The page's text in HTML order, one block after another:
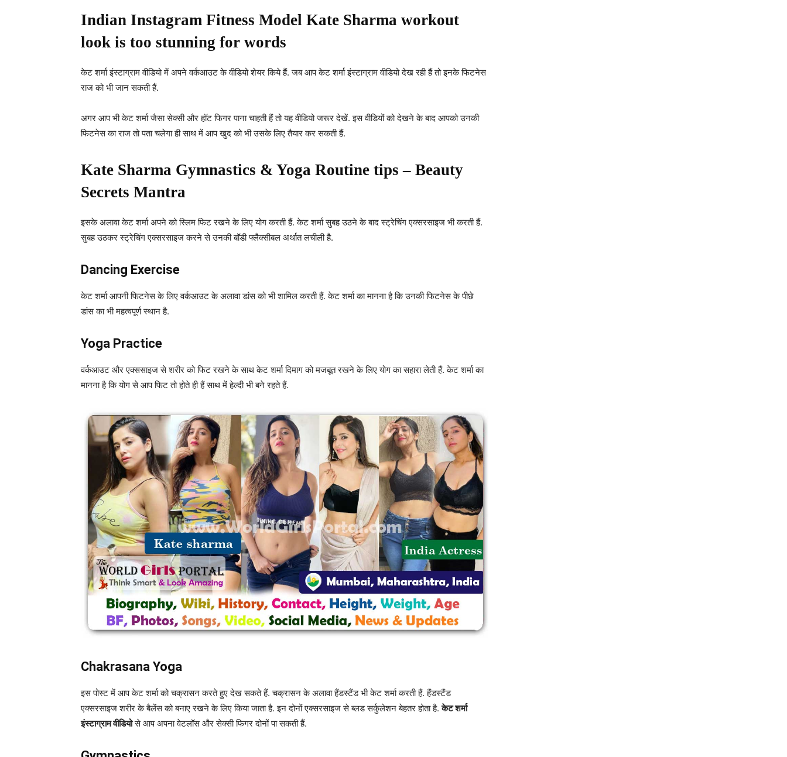
Indian Instagram Fitness Model Kate Sharma workout
look is too stunning for words
केट शर्मा इंस्टाग्राम वीडियो में अपने वर्कआउट के वीडियो शेयर किये हैं. जब आप केट शर्मा इंस्टाग्राम वीडियो देख रही हैं तो इनके फिटनेस
राज को भी जान सकती हैं.
अगर आप भी केट शर्मा जैसा सेक्सी और हॉट फिगर पाना चाहती हैं तो यह वीडियो जरूर देखें. इस वीडियों को देखने के बाद आपको उनकी
फिटनेस का राज तो पता चलेगा ही साथ में आप खुद को भी उसके लिए तैयार कर सकती हैं.
Kate Sharma Gymnastics & Yoga Routine tips – Beauty
Secrets Mantra
इसके अलावा केट शर्मा अपने को स्लिम फिट रखने के लिए योग करती हैं. केट शर्मा सुबह उठने के बाद स्ट्रेचिंग एक्सरसाइज भी करती हैं.
सुबह उठकर स्ट्रेचिंग एक्सरसाइज करने से उनकी बॉडी फ्लैक्सीबल अर्थात लचीली है.
Dancing Exercise
केट शर्मा आपनी फिटनेस के लिए वर्कआउट के अलावा डांस को भी शामिल करती हैं. केट शर्मा का मानना है कि उनकी फिटनेस के पीछे
डांस का भी महत्वपूर्ण स्थान है.
Yoga Practice
वर्कआउट और एक्ससाइज से शरीर को फिट रखने के साथ केट शर्मा दिमाग को मजबूत रखने के लिए योग का सहारा लेती हैं. केट शर्मा का
मानना है कि योग से आप फिट तो होते ही हैं साथ में हेल्दी भी बने रहते हैं.
Chakrasana Yoga
इस पोस्ट में आप केट शर्मा को चक्रासन करते हुए देख सकते हैं. चक्रासन के अलावा हैंडस्टैंड भी केट शर्मा करती हैं. हैंडस्टैंड
एक्सरसाइज शरीर के बैलेंस को बनाए रखने के लिए किया जाता है. इन दोनों एक्सरसाइज से ब्लड सर्कुलेशन बेहतर होता है.केट शर्मा
इंस्टाग्राम वीडियोसे आप अपना वेटलॉस और सेक्सी फिगर दोनों पा सकती हैं.